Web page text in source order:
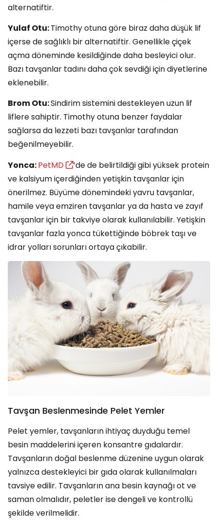
alternatiftir.
Yulaf Otu:Timothy otuna göre biraz daha düşük lif
içerse de sağlıklı bir alternatiftir. Genellikle çiçek
açma döneminde kesildiğinde daha besleyici olur.
Bazı tavşanlar tadını daha çok sevdiği için diyetlerine
eklenebilir.
Brom Otu:Sindirim sistemini destekleyen uzun lif
liflere sahiptir. Timothy otuna benzer faydalar
sağlarsa da lezzeti bazı tavşanlar tarafından
beğenilmeyebilir.
Yonca:PetMD
’de de belirtildiği gibi yüksek protein
ve kalsiyum içerdiğinden yetişkin tavşanlar için
önerilmez. Büyüme dönemindeki yavru tavşanlar,
hamile veya emziren tavşanlar ya da hasta ve zayıf
tavşanlar için bir takviye olarak kullanılabilir. Yetişkin
tavşanlar fazla yonca tükettiğinde böbrek taşı ve
idrar yolları sorunları ortaya çıkabilir.
Tavşan Beslenmesinde Pelet Yemler
Pelet yemler, tavşanların ihtiyaç duyduğu temel
besin maddelerini içeren konsantre gıdalardır.
Tavşanların doğal beslenme düzenine uygun olarak
yalnızca destekleyici bir gıda olarak kullanılmaları
tavsiye edilir. Tavşanların ana besin kaynağı ot ve
saman olmalıdır, peletler ise dengeli ve kontrollü
şekilde verilmelidir.